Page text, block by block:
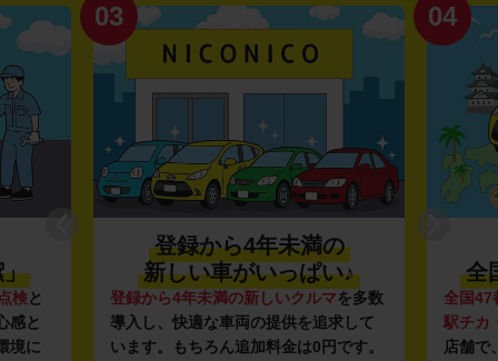
」
検と
感と
境に
03
登録から4年未満の
新しい車がいっぱい♪
登録から4年未満の新しいクルマを多数
導入し、快適な車両の提供を追求して
います。もちろん追加料金は0円です。
04
全
全国47
駅チカ
店舗で